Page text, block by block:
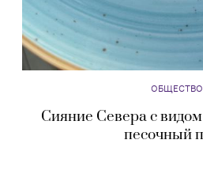
ОБЩЕСТВО
Сияние Севера с
песочный